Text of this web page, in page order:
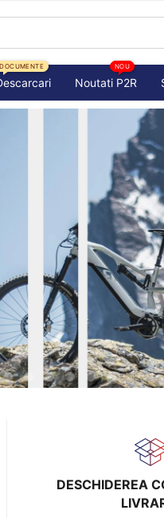
DOCUMENTE
Noutati P2R
NOU
DESCHIDEREA